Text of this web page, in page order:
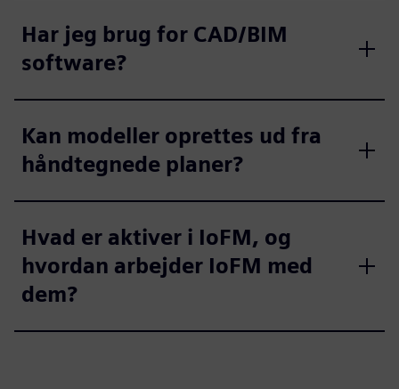
Har jeg brug for CAD/BIM
software?
Kan modeller oprettes ud fra
håndtegnede planer?
Hvad er aktiver i IoFM, og
hvordan arbejder IoFM med
dem?